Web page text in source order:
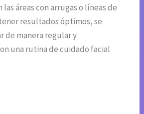
áreas con arrugas o líneas de
resultados óptimos, se
de manera regular y
una rutina de cuidado facial